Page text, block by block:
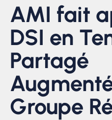
AMI fait
DSI en
Partagé
Groupe